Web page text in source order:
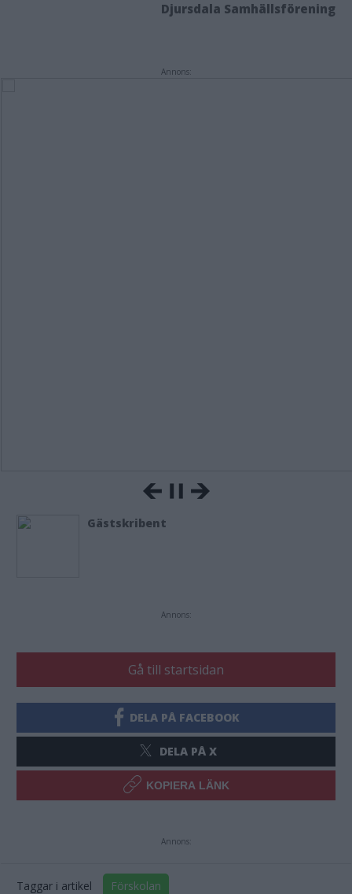
Djursdala Samhällsförening
Annons:
Gästskribent
Annons:
Gå till startsidan
DELA PÅ FACEBOOK
DELA PÅ X
KOPIERA LÄNK
Annons:
Taggar i artikel Förskolan